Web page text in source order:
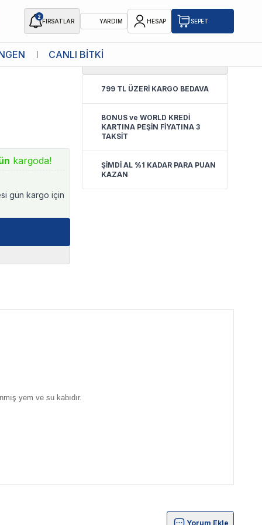
2
FIRSATLAR YARDIM HESAP SEPET
CANLI BİTKİ
Brown
kargoda!
gün kargo için
5.0
799 TL ÜZERİ KARGO BEDAVA
BONUS ve WORLD KREDİ
KARTINA PEŞİN FİYATINA 3
TAKSİT
ŞİMDİ AL %1 KADAR PARA PUAN
KAZAN
yem ve su kabıdır.
Yorum Ekle